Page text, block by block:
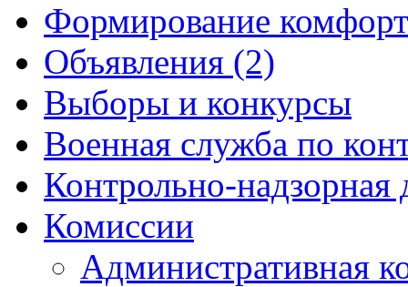
Формирование
Объявления (2)
Выборы и конкурсы
Военная служба по
Контрольно-надзорная
Комиссии
Административная